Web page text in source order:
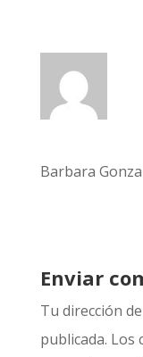
Barbara
Enviar
Tu dirección
publicada. Los